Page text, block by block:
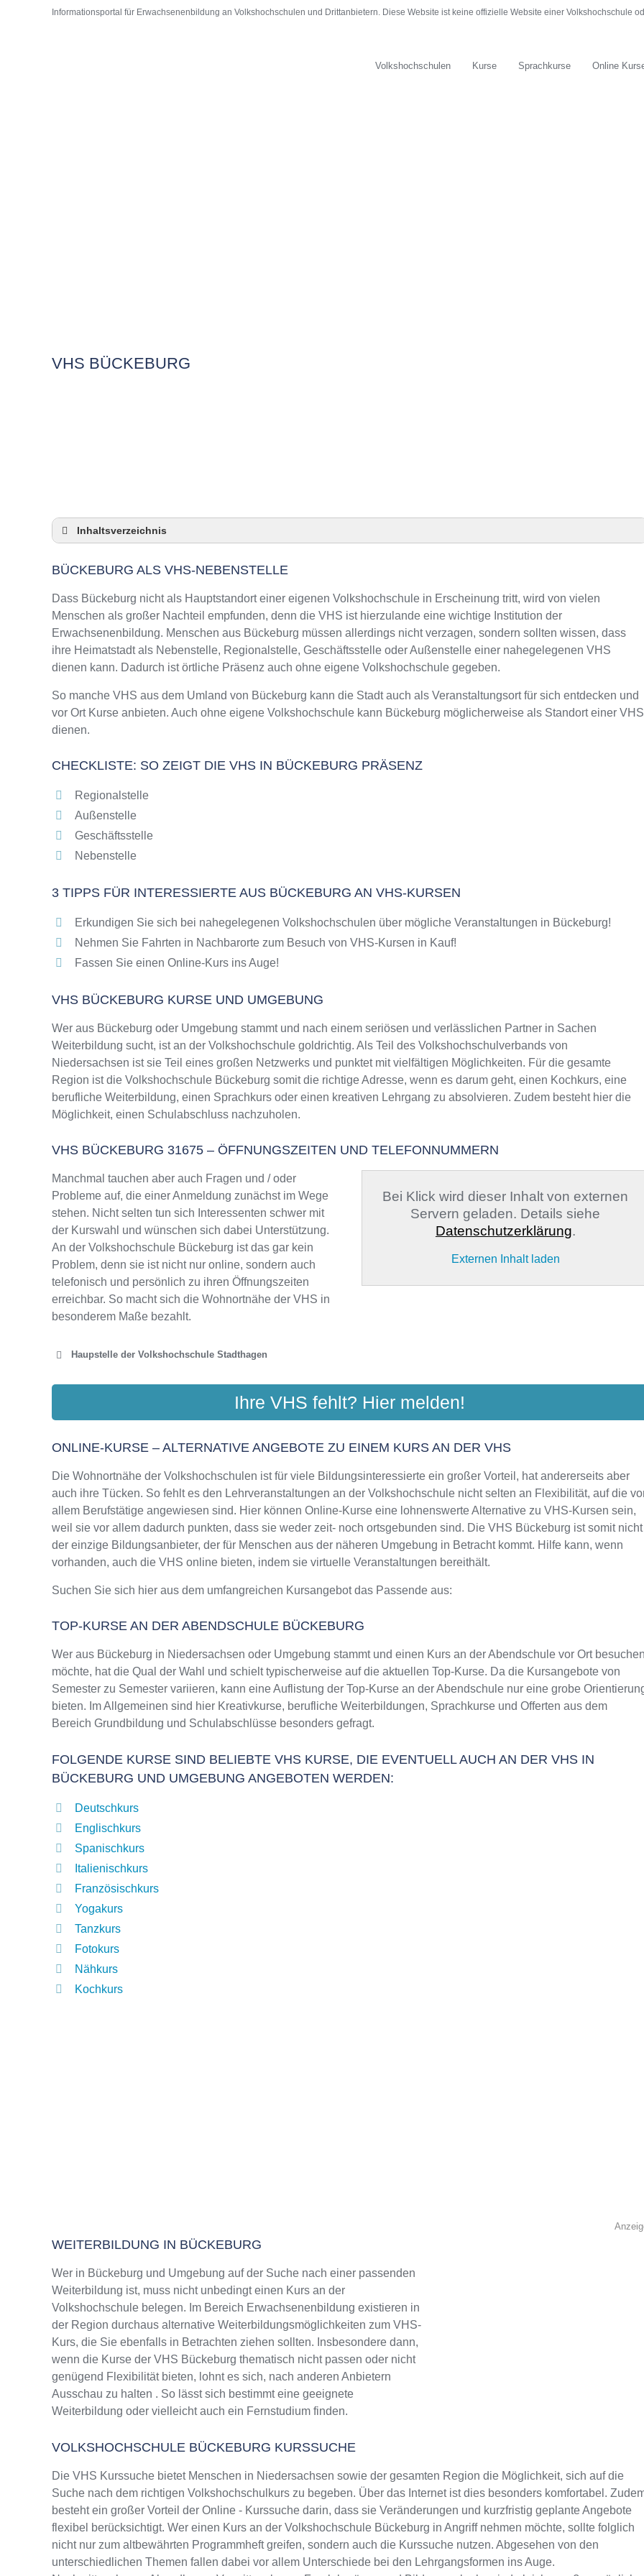
Informationsportal für Erwachsenenbildung an Volkshochschulen und Drittanbietern. Diese Website ist keine offizielle Website einer Volkshochschule
Volkshochschulen Kurse Sprachkurse Online
VHS BÜCKEBURG
Inhaltsverzeichnis
Checkliste: So zeigt die VHS in Bückeburg Präsenz
3 Tipps für Interessierte aus Bückeburg an VHS-Kursen
VHS Bückeburg Kurse und Umgebung
VHS Bückeburg – Öffnungszeiten und Telefonnummer
Online-Kurse – Alternative Angebote zu einem Kurs an der VHS
Top-Kurse an der Abendschule Bückeburg
Weiterbildung in Bückeburg
VHS Bückeburg Programm 2025 / 2026
BÜCKEBURG ALS VHS-NEBENSTELLE
Dass Bückeburg nicht als Hauptstandort einer eigenen Volkshochschule in Erscheinung tritt, wird von vielen
Menschen als großer Nachteil empfunden, denn die VHS ist hierzulande eine wichtige Institution der
Erwachsenenbildung. Menschen aus Bückeburg müssen allerdings nicht verzagen, sondern sollten wissen, dass
ihre Heimatstadt als Nebenstelle, Regionalstelle, Geschäftsstelle oder Außenstelle einer nahegelegenen VHS
dienen kann. Dadurch ist örtliche Präsenz auch ohne eigene Volkshochschule gegeben.
So manche VHS aus dem Umland von Bückeburg kann die Stadt auch als Veranstaltungsort für sich entdecken und
vor Ort Kurse anbieten. Auch ohne eigene Volkshochschule kann Bückeburg möglicherweise als Standort einer VHS
dienen.
CHECKLISTE: SO ZEIGT DIE VHS IN BÜCKEBURG PRÄSENZ
Regionalstelle
Außenstelle
Geschäftsstelle
Nebenstelle
3 TIPPS FÜR INTERESSIERTE AUS BÜCKEBURG AN VHS-KURSEN
Erkundigen Sie sich bei nahegelegenen Volkshochschulen über mögliche Veranstaltungen in Bückeburg!
Nehmen Sie Fahrten in Nachbarorte zum Besuch von VHS-Kursen in Kauf!
Fassen Sie einen Online-Kurs ins Auge!
VHS BÜCKEBURG KURSE UND UMGEBUNG
Wer aus Bückeburg oder Umgebung stammt und nach einem seriösen und verlässlichen Partner in Sachen
Weiterbildung sucht, ist an der Volkshochschule goldrichtig. Als Teil des Volkshochschulverbands von
Niedersachsen ist sie Teil eines großen Netzwerks und punktet mit vielfältigen Möglichkeiten. Für die gesamte
Region ist die Volkshochschule Bückeburg somit die richtige Adresse, wenn es darum geht, einen Kochkurs, eine
berufliche Weiterbildung, einen Sprachkurs oder einen kreativen Lehrgang zu absolvieren. Zudem besteht hier die
Möglichkeit, einen Schulabschluss nachzuholen.
VHS BÜCKEBURG 31675 – ÖFFNUNGSZEITEN UND TELEFONNUMMERN
Manchmal tauchen aber auch Fragen und / oder
Probleme auf, die einer Anmeldung zunächst im Wege
stehen. Nicht selten tun sich Interessenten schwer mit
der Kurswahl und wünschen sich dabei Unterstützung.
An der Volkshochschule Bückeburg ist das gar kein
Problem, denn sie ist nicht nur online, sondern auch
telefonisch und persönlich zu ihren Öffnungszeiten
erreichbar. So macht sich die Wohnortnähe der VHS in
besonderem Maße bezahlt.
Bei Klick wird dieser Inhalt von externen
Servern geladen. Details siehe
Datenschutzerklärung.
Externen Inhalt laden
Haupstelle der Volkshochschule Stadthagen
VHS SCHAUMBURG
Ihre VHS fehlt? Hier melden!
ONLINE-KURSE – ALTERNATIVE ANGEBOTE ZU EINEM KURS AN DER VHS
Die Wohnortnähe der Volkshochschulen ist für viele Bildungsinteressierte ein großer Vorteil, hat andererseits aber
auch ihre Tücken. So fehlt es den Lehrveranstaltungen an der Volkshochschule nicht selten an Flexibilität, auf die
allem Berufstätige angewiesen sind. Hier können Online-Kurse eine lohnenswerte Alternative zu VHS-Kursen sein,
weil sie vor allem dadurch punkten, dass sie weder zeit- noch ortsgebunden sind. Die VHS Bückeburg ist somit nicht
der einzige Bildungsanbieter, der für Menschen aus der näheren Umgebung in Betracht kommt. Hilfe kann, wenn
vorhanden, auch die VHS online bieten, indem sie virtuelle Veranstaltungen bereithält.
Suchen Sie sich hier aus dem umfangreichen Kursangebot das Passende aus:
TOP-KURSE AN DER ABENDSCHULE BÜCKEBURG
Wer aus Bückeburg in Niedersachsen oder Umgebung stammt und einen Kurs an der Abendschule vor Ort
möchte, hat die Qual der Wahl und schielt typischerweise auf die aktuellen Top-Kurse. Da die Kursangebote von
Semester zu Semester variieren, kann eine Auflistung der Top-Kurse an der Abendschule nur eine grobe
bieten. Im Allgemeinen sind hier Kreativkurse, berufliche Weiterbildungen, Sprachkurse und Offerten aus dem
Bereich Grundbildung und Schulabschlüsse besonders gefragt.
FOLGENDE KURSE SIND BELIEBTE VHS KURSE, DIE EVENTUELL AUCH AN DER VHS IN
BÜCKEBURG UND UMGEBUNG ANGEBOTEN WERDEN:
Deutschkurs
Englischkurs
Spanischkurs
Italienischkurs
Französischkurs
Yogakurs
Tanzkurs
Fotokurs
Nähkurs
Kochkurs
WEITERBILDUNG IN BÜCKEBURG
Wer in Bückeburg und Umgebung auf der Suche nach einer passenden
Weiterbildung ist, muss nicht unbedingt einen Kurs an der
Volkshochschule belegen. Im Bereich Erwachsenenbildung existieren in
der Region durchaus alternative Weiterbildungsmöglichkeiten zum VHS-
Kurs, die Sie ebenfalls in Betrachten ziehen sollten. Insbesondere dann,
wenn die Kurse der VHS Bückeburg thematisch nicht passen oder nicht
genügend Flexibilität bieten, lohnt es sich, nach anderen Anbietern
Ausschau zu halten . So lässt sich bestimmt eine geeignete
Weiterbildung oder vielleicht auch ein Fernstudium finden.
VOLKSHOCHSCHULE BÜCKEBURG KURSSUCHE
Die VHS Kurssuche bietet Menschen in Niedersachsen sowie der gesamten Region die Möglichkeit, sich auf die
Suche nach dem richtigen Volkshochschulkurs zu begeben. Über das Internet ist dies besonders komfortabel.
besteht ein großer Vorteil der Online - Kurssuche darin, dass sie Veränderungen und kurzfristig geplante Angebote
flexibel berücksichtigt. Wer einen Kurs an der Volkshochschule Bückeburg in Angriff nehmen möchte, sollte folglich
nicht nur zum altbewährten Programmheft greifen, sondern auch die Kurssuche nutzen. Abgesehen von den
unterschiedlichen Themen fallen dabei vor allem Unterschiede bei den Lehrgangsformen ins Auge.